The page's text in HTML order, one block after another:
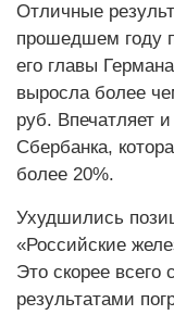
Отличные
прошедшем году
его главы
выросла более
руб. Впечатляет
Сбербанка,
более 20%.
Ухудшились
«Российские
Это скорее всего
результатами